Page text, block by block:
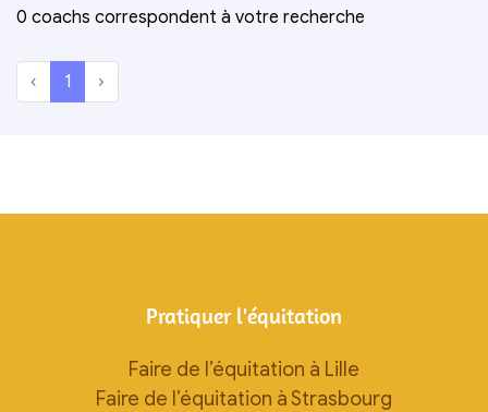
0 coachs correspondent à votre recherche
‹ 1 ›
Pratiquer l'équitation
Faire de l’équitation à Lille
Faire de l’équitation à Strasbourg